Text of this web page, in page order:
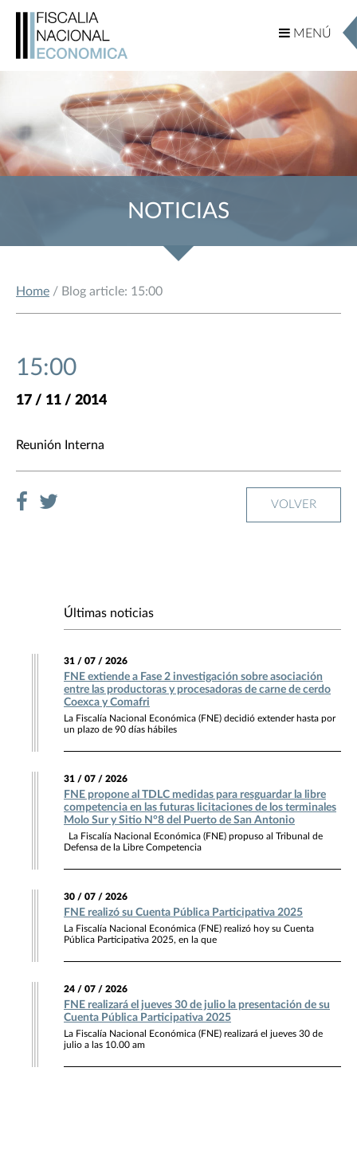
MENÚ
MENÚ
NOTICIAS
Home / Blog article: 15:00
15:00
17 / 11 / 2014
Reunión Interna
VOLVER
Últimas noticias
31 / 07 / 2026
FNE extiende a Fase 2 investigación sobre asociación
entre las productoras y procesadoras de carne de cerdo
Coexca y Comafri
La Fiscalía Nacional Económica (FNE) decidió extender hasta por
un plazo de 90 días hábiles
31 / 07 / 2026
FNE propone al TDLC medidas para resguardar la libre
competencia en las futuras licitaciones de los terminales
Molo Sur y Sitio N°8 del Puerto de San Antonio
La Fiscalía Nacional Económica (FNE) propuso al Tribunal de
Defensa de la Libre Competencia
30 / 07 / 2026
FNE realizó su Cuenta Pública Participativa 2025
La Fiscalía Nacional Económica (FNE) realizó hoy su Cuenta
Pública Participativa 2025, en la que
24 / 07 / 2026
FNE realizará el jueves 30 de julio la presentación de su
Cuenta Pública Participativa 2025
La Fiscalía Nacional Económica (FNE) realizará el jueves 30 de
julio a las 10.00 am